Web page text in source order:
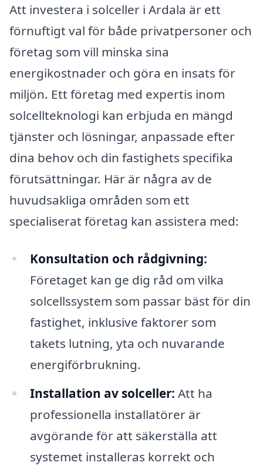
Att investera i solceller i Ardala är ett
förnuftigt val för både privatpersoner och
företag som vill minska sina
energikostnader och göra en insats för
miljön. Ett företag med expertis inom
solcellteknologi kan erbjuda en mängd
tjänster och lösningar, anpassade efter
dina behov och din fastighets specifika
förutsättningar. Här är några av de
huvudsakliga områden som ett
specialiserat företag kan assistera med:
Konsultation och rådgivning:
Företaget kan ge dig råd om vilka
solcellssystem som passar bäst för din
fastighet, inklusive faktorer som
takets lutning, yta och nuvarande
energiförbrukning.
Installation av solceller: Att ha
professionella installatörer är
avgörande för att säkerställa att
systemet installeras korrekt och